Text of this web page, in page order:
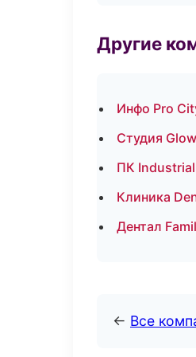
Другие
Инфо Pro
Студия
ПК
Клиника
Дентал
← Все